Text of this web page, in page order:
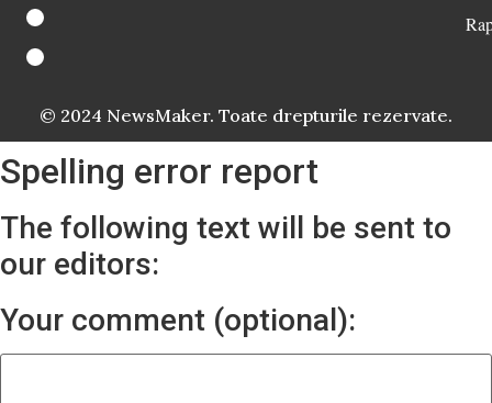
© 2024 NewsMaker. Toate drepturile rezervate.
Spelling error report
The following text will be sent to
our editors:
Your comment (optional):